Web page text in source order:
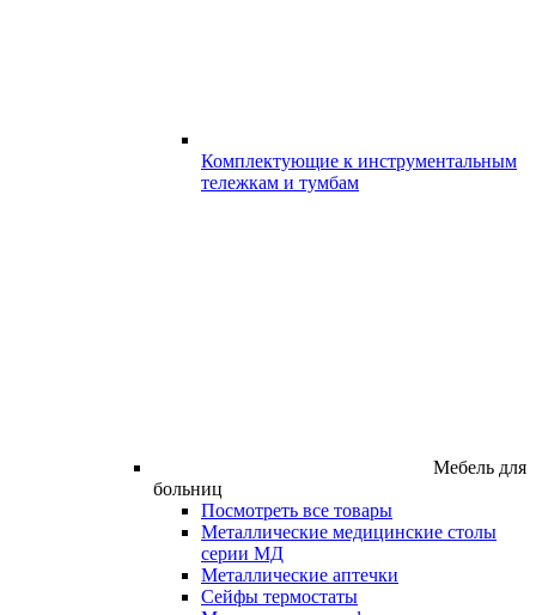
Комплектующие к инструментальным
тележкам и тумбам
Мебель для
больниц
Посмотреть все товары
Металлические медицинские столы
серии МД
Металлические аптечки
Сейфы термостаты